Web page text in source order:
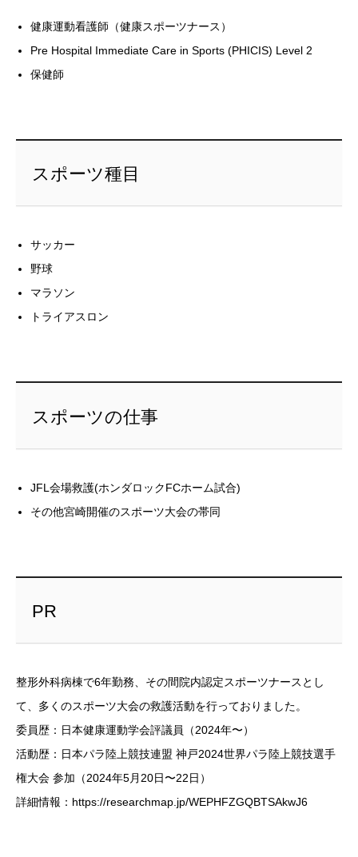
健康運動看護師（健康スポーツナース）
Pre Hospital Immediate Care in Sports (PHICIS) Level 2
保健師
スポーツ種目
サッカー
野球
マラソン
トライアスロン
スポーツの仕事
JFL会場救護(ホンダロックFCホーム試合)
その他宮崎開催のスポーツ大会の帯同
PR
整形外科病棟で6年勤務、その間院内認定スポーツナースとし
て、多くのスポーツ大会の救護活動を行っておりました。
委員歴：日本健康運動学会評議員（2024年〜）
活動歴：日本パラ陸上競技連盟 神戸2024世界パラ陸上競技選手
権大会 参加（2024年5月20日〜22日）
詳細情報：https://researchmap.jp/WEPHFZGQBTSAkwJ6